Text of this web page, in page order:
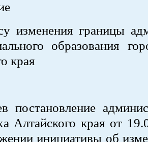
изменения границы
образования
края
постановление
Алтайского края от
инициативы об